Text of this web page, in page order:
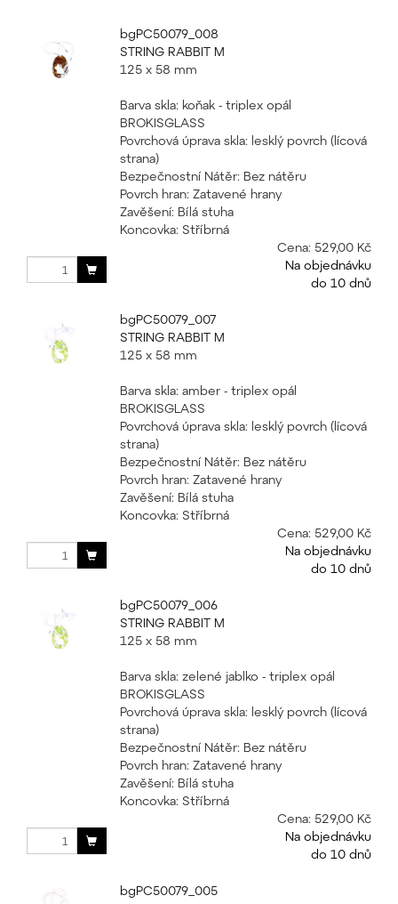
bgPC50079_008
STRING RABBIT M
125 x 58 mm
Barva skla: koňak - triplex opál
BROKISGLASS
Povrchová úprava skla: lesklý povrch (lícová
strana)
Bezpečnostní Nátěr: Bez nátěru
Povrch hran: Zatavené hrany
Zavěšení: Bílá stuha
Koncovka: Stříbrná
Cena: 529,00 Kč
Na objednávku
do 10 dnů
bgPC50079_007
STRING RABBIT M
125 x 58 mm
Barva skla: amber - triplex opál
BROKISGLASS
Povrchová úprava skla: lesklý povrch (lícová
strana)
Bezpečnostní Nátěr: Bez nátěru
Povrch hran: Zatavené hrany
Zavěšení: Bílá stuha
Koncovka: Stříbrná
Cena: 529,00 Kč
Na objednávku
do 10 dnů
bgPC50079_006
STRING RABBIT M
125 x 58 mm
Barva skla: zelené jablko - triplex opál
BROKISGLASS
Povrchová úprava skla: lesklý povrch (lícová
strana)
Bezpečnostní Nátěr: Bez nátěru
Povrch hran: Zatavené hrany
Zavěšení: Bílá stuha
Koncovka: Stříbrná
Cena: 529,00 Kč
Na objednávku
do 10 dnů
bgPC50079_005